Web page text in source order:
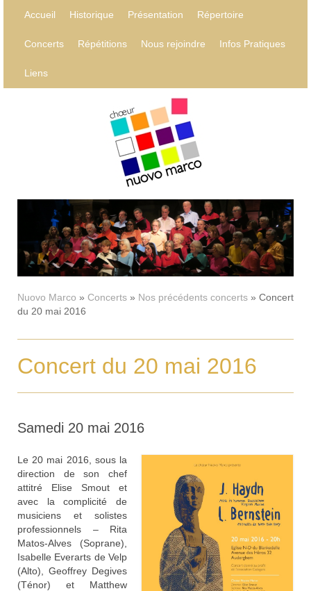
Accueil Historique Présentation Répertoire
Concerts Répétitions Nous rejoindre Infos Pratiques
Liens
Nuovo Marco » Concerts » Nos précédents concerts » Concert
du 20 mai 2016
Concert du 20 mai 2016
Samedi 20 mai 2016
Le 20 mai 2016, sous la
direction de son chef
attitré Elise Smout et
avec la complicité de
musiciens et solistes
professionnels – Rita
Matos-Alves (Soprane),
Isabelle Everarts de Velp
(Alto), Geoffrey Degives
(Ténor) et Matthew